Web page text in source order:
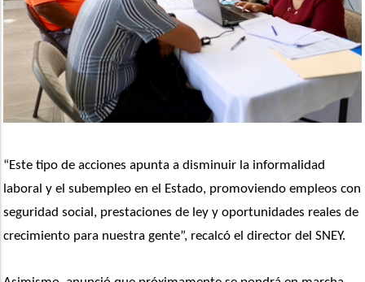
“Este tipo de acciones apunta a disminuir la informalidad
laboral y el subempleo en el Estado, promoviendo empleos con
seguridad social, prestaciones de ley y oportunidades reales de
crecimiento para nuestra gente”, recalcó el director del SNEY.